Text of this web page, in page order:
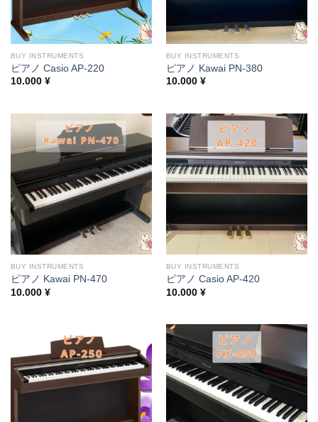
BUY INSTRUMENTS
ピアノ Casio AP-220
10.000 ¥
BUY INSTRUMENTS
ピアノ Kawai PN-380
10.000 ¥
BUY INSTRUMENTS
ピアノ Kawai PN-470
10.000 ¥
BUY INSTRUMENTS
ピアノ Casio AP-420
10.000 ¥